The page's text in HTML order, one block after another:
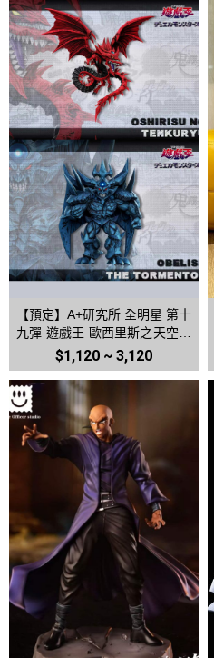
【預定】A+研究所 全明星 第十
九彈 遊戲王 歐西里斯之天空龍
第二十彈 歐貝利斯克之巨神兵
$1,120 ~ 3,120